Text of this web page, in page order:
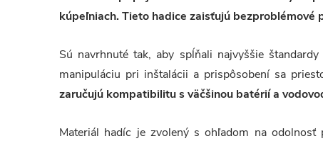
kúpeľniach. Tieto hadice zaisťujú
Sú navrhnuté tak, aby spĺňali najvyššie
manipuláciu pri inštalácii a prispôsobení sa
zaručujú kompatibilitu s väčšinou batérií a
Materiál hadíc je zvolený s ohľadom na